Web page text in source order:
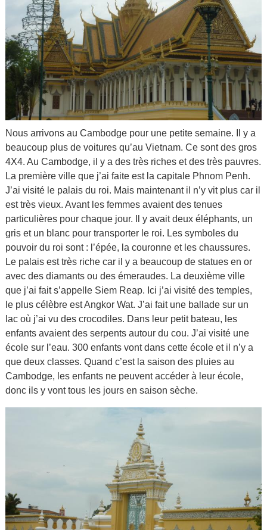
Nous arrivons au Cambodge pour une petite semaine. Il y a
beaucoup plus de voitures qu’au Vietnam. Ce sont des gros
4X4. Au Cambodge, il y a des très riches et des très pauvres.
La première ville que j’ai faite est la capitale Phnom Penh.
J’ai visité le palais du roi. Mais maintenant il n’y vit plus car il
est très vieux. Avant les femmes avaient des tenues
particulières pour chaque jour. Il y avait deux éléphants, un
gris et un blanc pour transporter le roi. Les symboles du
pouvoir du roi sont : l’épée, la couronne et les chaussures.
Le palais est très riche car il y a beaucoup de statues en or
avec des diamants ou des émeraudes. La deuxième ville
que j’ai fait s’appelle Siem Reap. Ici j’ai visité des temples,
le plus célèbre est Angkor Wat. J’ai fait une ballade sur un
lac où j’ai vu des crocodiles. Dans leur petit bateau, les
enfants avaient des serpents autour du cou. J’ai visité une
école sur l’eau. 300 enfants vont dans cette école et il n’y a
que deux classes. Quand c’est la saison des pluies au
Cambodge, les enfants ne peuvent accéder à leur école,
donc ils y vont tous les jours en saison sèche.